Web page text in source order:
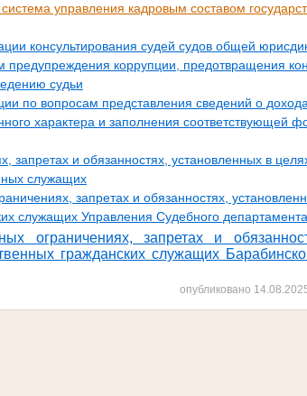
управления кадровым составом
консультирования судей судов общей
предупреждения коррупции, предотвращения
судьи
по вопросам представления сведений о
характера и заполнения соответствующей
и обязанностях, установленных в
служащих
запретах и обязанностях,
служащих Управления Судебного
ограничениях, запретах и
гражданских служащих Бара
опубликовано